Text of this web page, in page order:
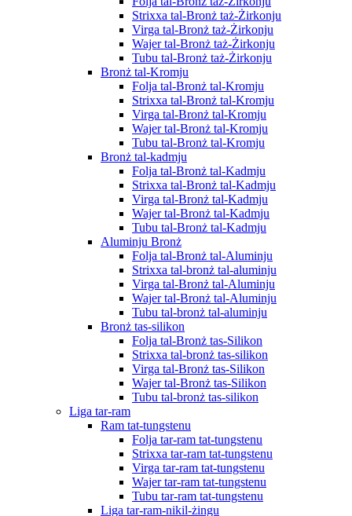
Strixxa tal-Bronż taż-Żirkonju
Virga tal-Bronż taż-Żirkonju
Wajer tal-Bronż taż-Żirkonju
Tubu tal-Bronż taż-Żirkonju
Bronż tal-Kromju
Folja tal-Bronż tal-Kromju
Strixxa tal-Bronż tal-Kromju
Virga tal-Bronż tal-Kromju
Wajer tal-Bronż tal-Kromju
Tubu tal-Bronż tal-Kromju
Bronż tal-kadmju
Folja tal-Bronż tal-Kadmju
Strixxa tal-Bronż tal-Kadmju
Virga tal-Bronż tal-Kadmju
Wajer tal-Bronż tal-Kadmju
Tubu tal-Bronż tal-Kadmju
Aluminju Bronż
Folja tal-Bronż tal-Aluminju
Strixxa tal-bronż tal-aluminju
Virga tal-Bronż tal-Aluminju
Wajer tal-Bronż tal-Aluminju
Tubu tal-bronż tal-aluminju
Bronż tas-silikon
Folja tal-Bronż tas-Silikon
Strixxa tal-bronż tas-silikon
Virga tal-Bronż tas-Silikon
Wajer tal-Bronż tas-Silikon
Tubu tal-bronż tas-silikon
Liga tar-ram
Ram tat-tungstenu
Folja tar-ram tat-tungstenu
Strixxa tar-ram tat-tungstenu
Virga tar-ram tat-tungstenu
Wajer tar-ram tat-tungstenu
Tubu tar-ram tat-tungstenu
Liga tar-ram-nikil-żingu